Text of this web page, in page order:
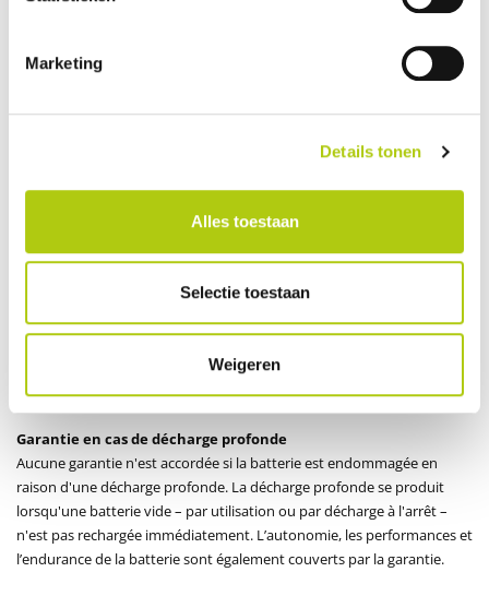
Marketing
Details tonen
Alles toestaan
Selectie toestaan
Weigeren
couvertes par la garantie ;
ou réalisées par Leasing Scooter, telles que débidrage du CDI ou
manipuler la batterie avec soin. Voici quelques conseils utiles :
Les batteries peuvent se décharger lentement par auto-
décharge. La recharge de la batterie doit de préférence être
effectuée en intérieur.
Pour une durée de vie prolongée de la batterie, continuez à
utiliser la batterie, même en hiver.
Et n'oubliez pas : rechargez la batterie à temps.
Garantie en cas de décharge profonde
Aucune garantie n'est accordée si la batterie est endommagée en
raison d'une décharge profonde. La décharge profonde se produit
lorsqu'une batterie vide – par utilisation ou par décharge à l'arrêt –
n'est pas rechargée immédiatement. L’autonomie, les performances et
l’endurance de la batterie sont également couverts par la garantie.